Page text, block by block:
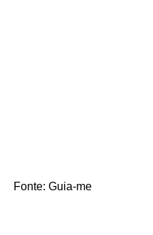
Fonte: Guia-me